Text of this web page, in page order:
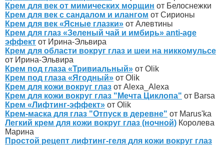
Крем для век от мимических морщин от Белоснежки
Крем для век с сандалом и илангом от Сирионы
Крем для век «Ясные глазки» от Алевтины
Крем для глаз «Зеленый чай и имбирь» anti-age
эффект от Ирина-Эльвира
Крем для области вокруг глаз и шеи на никкомульсе
от Ирина-Эльвира
Крем под глаза «Тривиальный» от Olik
Крем под глаза «Ягодный» от Olik
Крем для кожи вокруг глаз от Alexa_Alexa
Крем для кожи вокруг глаз "Мечта Циклопа" от Barsa
Крем «Лифтинг-эффект» от Olik
Крем-маска для глаз "Отпуск в деревне" от Marus'ka
Легкий крем для кожи вокруг глаз (ночной) Королева
Марина
Простой рецепт лифтинг-геля для кожи вокруг глаз